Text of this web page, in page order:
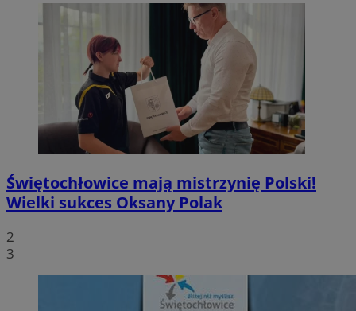
Świętochłowice mają mistrzynię Polski!
Wielki sukces Oksany Polak
2
3